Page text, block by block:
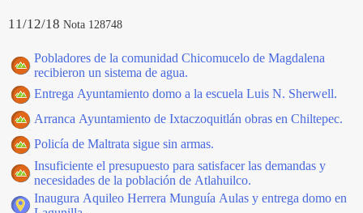
11/12/18 Nota 128748
Pobladores de la comunidad Chicomucelo de Magdalena
recibieron un sistema de agua.
Entrega Ayuntamiento domo a la escuela Luis N. Sherwell.
Arranca Ayuntamiento de Ixtaczoquitlán obras en Chiltepec.
Policía de Maltrata sigue sin armas.
Insuficiente el presupuesto para satisfacer las demandas y
necesidades de la población de Atlahuilco.
Inaugura Aquileo Herrera Munguía Aulas y entrega domo en